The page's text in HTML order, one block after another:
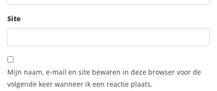
Site
Mijn naam, e-mail en site bewaren in deze browser voor de
volgende keer wanneer ik een reactie plaats.